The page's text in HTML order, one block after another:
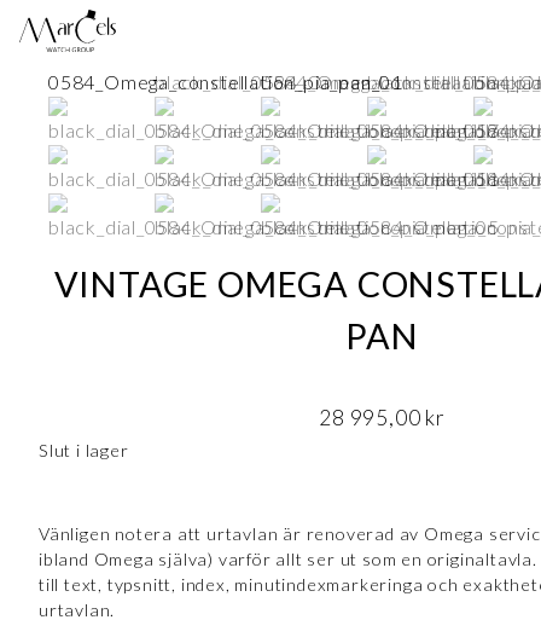
VINTAGE OMEGA
PAN
28 995,00 kr
Slut i lager
Vänligen notera att urtavlan är renoverad av Omega
ibland Omega själva) varför allt ser ut som en
till text, typsnitt, index, minutindexmarkeringa och
urtavlan.